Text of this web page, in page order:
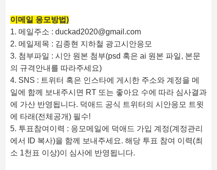
이메일 응모방법)
1. 메일주소 : duckad2020@gmail.com
2. 메일제목 : 김종현 지하철 광고시안응모
3. 첨부파일 : 시안 원본 첨부(psd 혹은 ai 원본 파일, 본문
의 규격안내를 따라주세요)
4. SNS : 트위터 혹은 인스타에 게시한 주소와 계정을 메
일에 함께 보내주시면 RT 또는 좋아요 수에 따라 심사결과
에 가산 반영됩니다. 덕애드 공식 트위터의 시안응모 트윗
에 타래(전체공개) 필수!
5. 투표참여이력 : 응모메일에 덕애드 가입 계정(계정관리
에서 ID 복사)을 함께 보내주세요. 해당 투표 참여 이력(최
소 1천표 이상)이 심사에 반영됩니다.